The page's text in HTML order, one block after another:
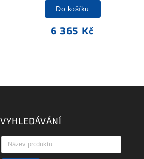
6 365 Kč
Do košíku
VYHLEDÁVÁNÍ